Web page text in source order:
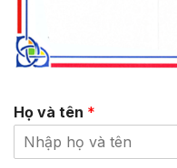
Họ và tên *